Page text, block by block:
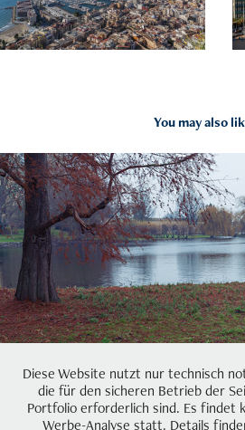
You may also
2026
Waterscape
Diese Website nutzt nur technisch
die für den sicheren Betrieb der
Portfolio erforderlich sind. Es findet
Werbe-Analyse statt. Details